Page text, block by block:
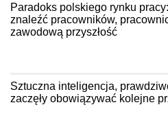
Paradoks polskiego rynku
znaleźć pracowników,
zawodową przyszłość
Sztuczna inteligencja,
zaczęły obowiązywać kolejne